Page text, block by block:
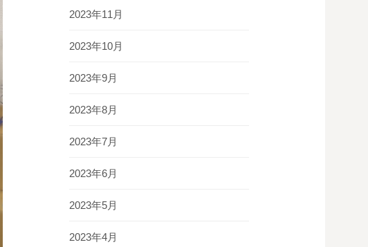
2023年11月
2023年10月
2023年9月
2023年8月
2023年7月
2023年6月
2023年5月
2023年4月